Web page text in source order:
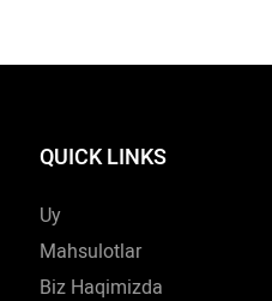
QUICK LINKS
Uy
Mahsulotlar
Biz Haqimizda